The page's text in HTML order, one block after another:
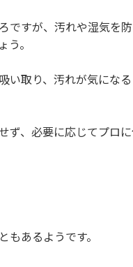
ですが、汚れや湿気を
。
い取り、汚れが気にな
ず、必要に応じてプロ
あるようです。